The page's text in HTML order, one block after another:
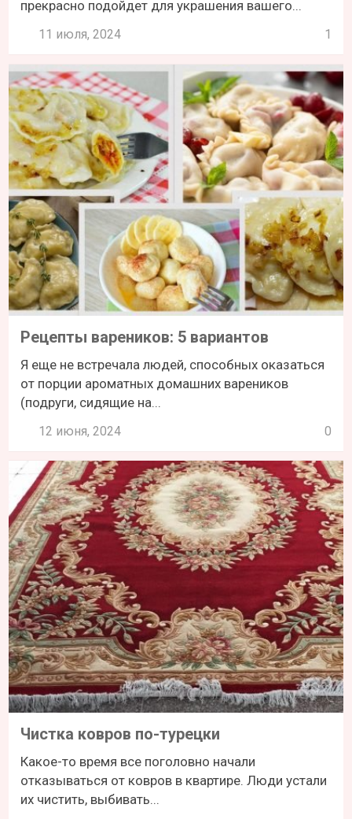
прекрасно подойдет для украшения вашего...
11 июля, 2024 1
Рецепты вареников: 5 вариантов
Я еще не встречала людей, способных оказаться
от порции ароматных домашних вареников
(подруги, сидящие на...
12 июня, 2024 0
Чистка ковров по-турецки
Какое-то время все поголовно начали
отказываться от ковров в квартире. Люди устали
их чистить, выбивать...